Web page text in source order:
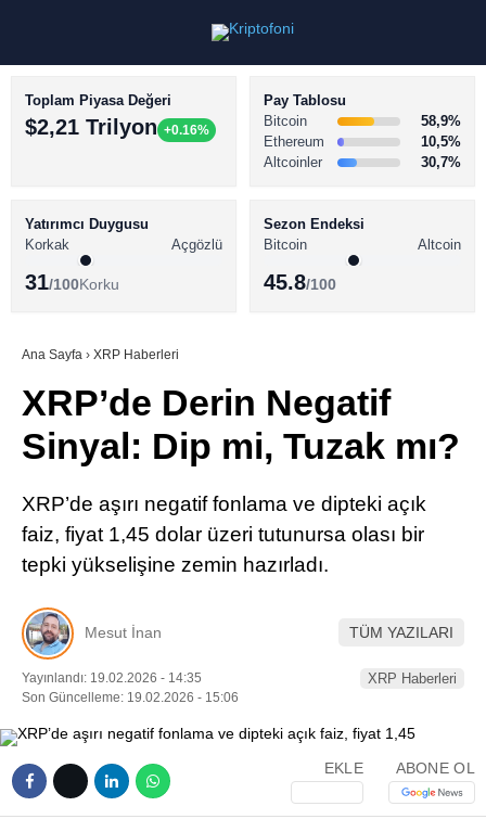
Youtube
TikTok
Pinterest
LinkedIn
Telegram
BİTCOİN HABERLERİ
ALTCOİN HABERLERİ
SÖZLÜK
Toplam Piyasa Değeri
$2,21 Trilyon +0.16%
Pay Tablosu
Bitcoin
58,9%
Ethereum
10,5%
Altcoinler
30,7%
Yatırımcı Duygusu
Korkak
Açgözlü
31/100Korku
Sezon Endeksi
Bitcoin
Altcoin
45.8/100
Ana Sayfa › XRP Haberleri
XRP’de Derin Negatif
Sinyal: Dip mi, Tuzak mı?
XRP’de aşırı negatif fonlama ve dipteki açık
faiz, fiyat 1,45 dolar üzeri tutunursa olası bir
tepki yükselişine zemin hazırladı.
Mesut İnan TÜM YAZILARI
Yayınlandı: 19.02.2026 - 14:35
Son Güncelleme: 19.02.2026 - 15:06
XRP Haberleri
EKLE ABONE OL